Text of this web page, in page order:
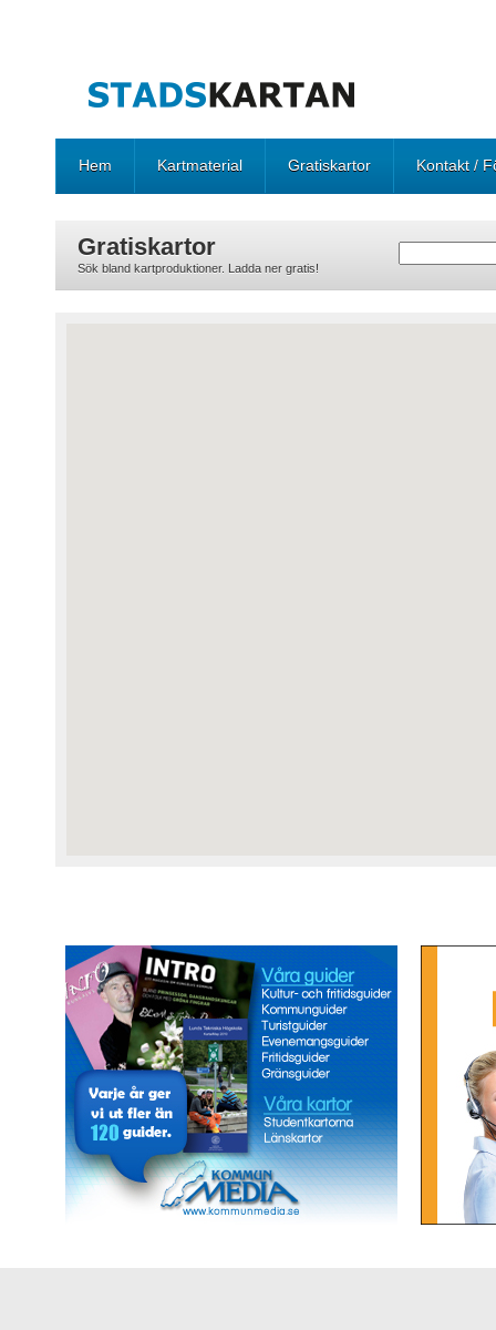
Hem Kartmaterial Gratiskartor Kontakt /
Gratiskartor
Sök bland kartproduktioner. Ladda ner gratis!